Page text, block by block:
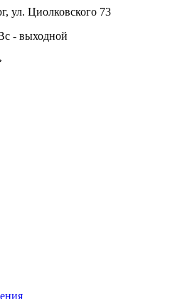
ул. Циолковского 73
- выходной